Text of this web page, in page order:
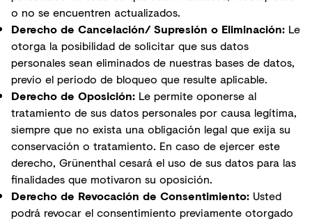
o no se encuentren actualizados.
Derecho de Cancelación/ Supresión o Eliminación: Le
otorga la posibilidad de solicitar que sus datos
personales sean eliminados de nuestras bases de datos,
previo el periodo de bloqueo que resulte aplicable.
Derecho de Oposición: Le permite oponerse al
tratamiento de sus datos personales por causa legítima,
siempre que no exista una obligación legal que exija su
conservación o tratamiento. En caso de ejercer este
derecho, Grünenthal cesará el uso de sus datos para las
finalidades que motivaron su oposición.
Derecho de Revocación de Consentimiento: Usted
podrá revocar el consentimiento previamente otorgado